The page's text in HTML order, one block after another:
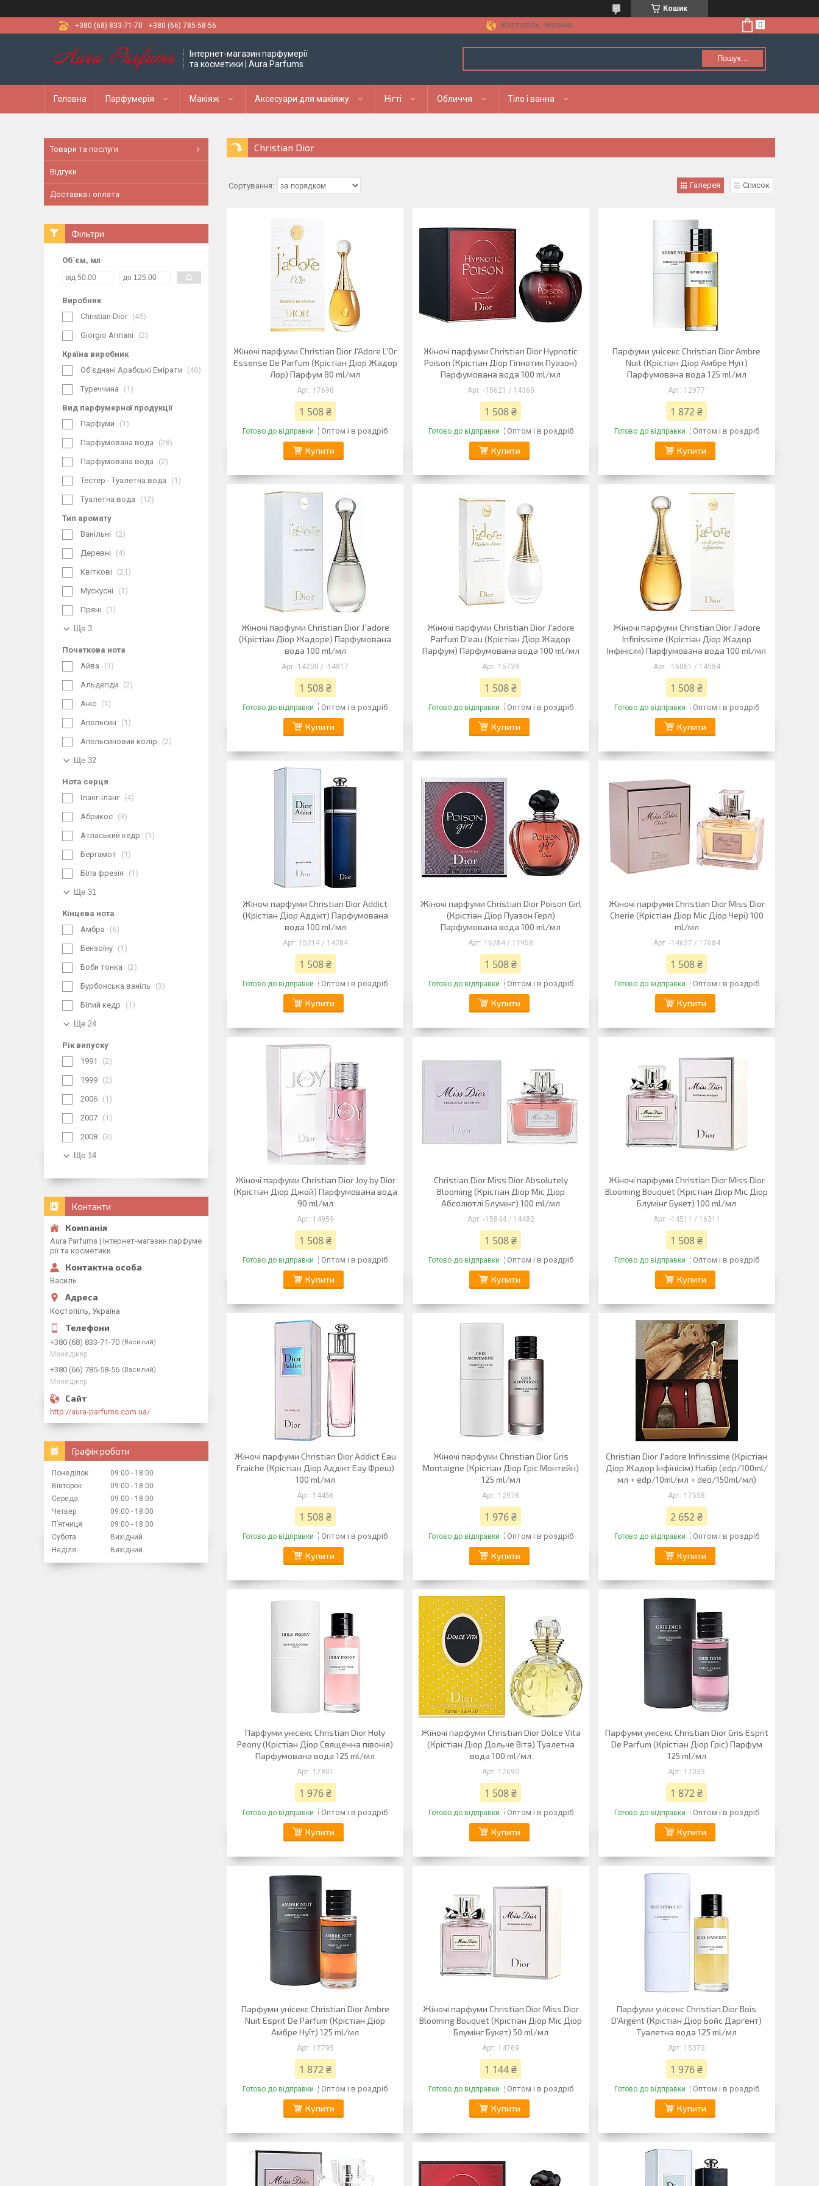
Кошик
+380 (68) 833-71-70
+380 (66) 785-58-56 Костопіль, Україна
Інтернет-магазин парфумерії
та косметики | Aura Parfums
Пошук...
Головна Парфумерія Макіяж Аксесуари для макіяжу Нігті Обличчя Тіло і ванна
Christian Dior
Галерея Список
Жіночі парфуми Christian Dior J'Adore L'Or
Essense De Parfum (Крістіан Діор Жадор
Лор) Парфум 80 ml/мл
17698
1 508 ₴
Готово до відправки Оптом і в роздріб
Купити
Жіночі парфуми Christian Dior Hypnotic
Poison (Крістіан Діор Гіпнотик Пуазон)
Парфумована вода 100 ml/мл
-15621 / 14360
1 508 ₴
Готово до відправки Оптом і в роздріб
Купити
Парфуми унісекс Christian Dior Ambre
Nuit (Крістіан Діор Амбре Нуїт)
Парфумована вода 125 ml/мл
12977
1 872 ₴
Готово до відправки Оптом і в роздріб
Купити
Жіночі парфуми Christian Dior J`adore
(Крістіан Діор Жадоре) Парфумована
вода 100 ml/мл
14200 / -14817
1 508 ₴
Готово до відправки Оптом і в роздріб
Купити
Жіночі парфуми Christian Dior J'adore
Parfum D'eau (Крістіан Діор Жадор
Парфум) Парфумована вода 100 ml/мл
15739
1 508 ₴
Готово до відправки Оптом і в роздріб
Купити
Жіночі парфуми Christian Dior J'adore
Infinissime (Крістіан Діор Жадор
Інфінісім) Парфумована вода 100 ml/мл
-16061 / 14584
1 508 ₴
Готово до відправки Оптом і в роздріб
Купити
Жіночі парфуми Christian Dior Addict
(Крістіан Діор Аддікт) Парфумована
вода 100 ml/мл
15214 / 14284
1 508 ₴
Готово до відправки Оптом і в роздріб
Купити
Жіночі парфуми Christian Dior Poison Girl
(Крістіан Діор Пуазон Герл)
Парфумована вода 100 ml/мл
16284 / 11958
1 508 ₴
Готово до відправки Оптом і в роздріб
Купити
Жіночі парфуми Christian Dior Miss Dior
Cherie (Крістіан Діор Міс Діор Чері) 100
ml/мл
-14627 / 17684
1 508 ₴
Готово до відправки Оптом і в роздріб
Купити
Жіночі парфуми Christian Dior Joy by Dior
(Крістіан Діор Джой) Парфумована вода
90 ml/мл
14959
1 508 ₴
Готово до відправки Оптом і в роздріб
Купити
Christian Dior Miss Dior Absolutely
Blooming (Крістіан Діор Міс Діор
Абсолютлі Блумінг) 100 ml/мл
-15844 / 14482
1 508 ₴
Готово до відправки Оптом і в роздріб
Купити
Жіночі парфуми Christian Dior Miss Dior
Blooming Bouquet (Крістіан Діор Міс Діор
Блумінг Букет) 100 ml/мл
-14511 / 16311
1 508 ₴
Готово до відправки Оптом і в роздріб
Купити
Жіночі парфуми Christian Dior Addict Eau
Fraiche (Крістіан Діор Аддікт Еау Фреш)
100 ml/мл
14456
1 508 ₴
Готово до відправки Оптом і в роздріб
Купити
Жіночі парфуми Christian Dior Gris
Montaigne (Крістіан Діор Гріс Монтейн)
125 ml/мл
12978
1 976 ₴
Готово до відправки Оптом і в роздріб
Купити
Christian Dior J'adore Infinissime (Крістіан
Діор Жадор Інфінісім) Набір (edp/100ml/
мл + edp/10ml/мл + deo/150ml/мл)
17558
2 652 ₴
Готово до відправки Оптом і в роздріб
Купити
Парфуми унісекс Christian Dior Holy
Peony (Крістіан Діор Священна півонія)
Парфумована вода 125 ml/мл
17801
1 976 ₴
Готово до відправки Оптом і в роздріб
Купити
Жіночі парфуми Christian Dior Dolce Vita
(Крістіан Діор Дольче Віта) Туалетна
вода 100 ml/мл
17690
1 508 ₴
Готово до відправки Оптом і в роздріб
Купити
Парфуми унісекс Christian Dior Gris Esprit
De Parfum (Крістіан Діор Гріс) Парфум
125 ml/мл
17033
1 872 ₴
Готово до відправки Оптом і в роздріб
Купити
Парфуми унісекс Christian Dior Ambre
Nuit Esprit De Parfum (Крістіан Діор
Амбре Нуїт) 125 ml/мл
17795
1 872 ₴
Готово до відправки Оптом і в роздріб
Купити
Жіночі парфуми Christian Dior Miss Dior
Blooming Bouquet (Крістіан Діор Міс Діор
Блумінг Букет) 50 ml/мл
14769
1 144 ₴
Готово до відправки Оптом і в роздріб
Купити
Парфуми унісекс Christian Dior Bois
D'Argent (Крістіан Діор Бойс Даргент)
Туалетна вода 125 ml/мл
15373
1 976 ₴
Готово до відправки Оптом і в роздріб
Купити
Товари та послуги
Відгуки
Доставка і оплата
Фільтри
Об`єм, мл
Виробник
Christian Dior
45
Giorgio Armani 2
Країна виробник
Об'єднані Арабські Емірати
46
Туреччина 1
Вид парфумерної продукції
Парфуми
1
Парфумована вода 28
Парфумована вода 2
Тестер - Туалетна вода 1
Туалетна вода 12
Тип аромату
Ванільні
2
Деревні 4
Квіткові 21
Мускусні 1
Пряні 1
Ще 3
Початкова нота
Айва
1
Альдегіди 2
Аніс 1
Апельсин 1
Апельсиновий колір 2
Ще 32
Нота серця
Іланг-іланг
4
Абрикос 3
Атласький кедр 1
Бергамот 1
Біла фрезія 1
Ще 31
Кінцева нота
Амбра
6
Бензоїну 1
Боби тонка 2
Бурбонська ваніль 3
Білий кедр 1
Ще 24
Рік випуску
1991
2
1999 2
2006 1
2007 1
2008 3
Ще 14
Контакти
Aura Parfums | Інтернет-магазин парфуме
рії та косметики
Василь
Костопіль, Україна
+380 (68) 833-71-70 Василий
Менеджер
+380 (66) 785-58-56 Василий
Менеджер
http://aura-parfums.com.ua/
Графік роботи
Понеділок 09:00
18:00
Вівторок
09:00
18:00
Середа
09:00
18:00
Четвер
09:00
18:00
Пʼятниця
09:00
18:00
Субота
Вихідний
Неділя
Вихідний